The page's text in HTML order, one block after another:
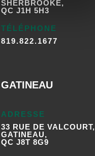
SHERBROOKE,
QC J1H 5H3
TÉLÉPHONE
819.822.1677
GATINEAU
ADRESSE
33 RUE DE VALCOURT,
GATINEAU,
QC J8T 8G9